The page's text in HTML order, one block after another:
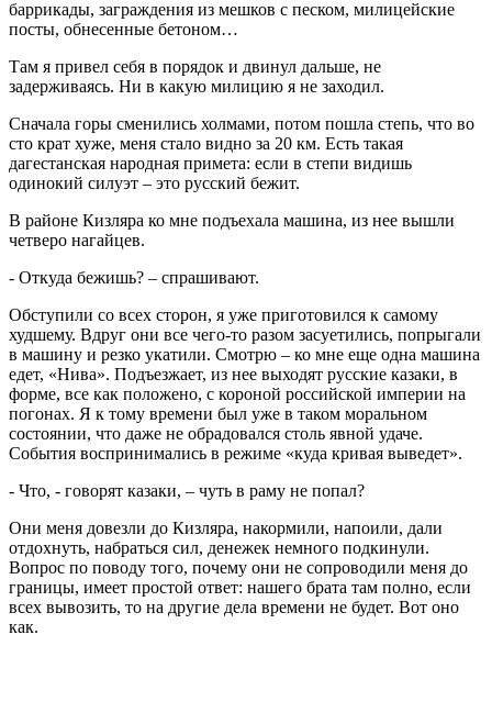
баррикады, заграждения из мешков с песком, милицейские
посты, обнесенные бетоном…
Там я привел себя в порядок и двинул дальше, не
задерживаясь. Ни в какую милицию я не заходил.
Сначала горы сменились холмами, потом пошла степь, что во
сто крат хуже, меня стало видно за 20 км. Есть такая
дагестанская народная примета: если в степи видишь
одинокий силуэт – это русский бежит.
В районе Кизляра ко мне подъехала машина, из нее вышли
четверо нагайцев.
- Откуда бежишь? – спрашивают.
Обступили со всех сторон, я уже приготовился к самому
худшему. Вдруг они все чего-то разом засуетились, попрыгали
в машину и резко укатили. Смотрю – ко мне еще одна машина
едет, «Нива». Подъезжает, из нее выходят русские казаки, в
форме, все как положено, с короной российской империи на
погонах. Я к тому времени был уже в таком моральном
состоянии, что даже не обрадовался столь явной удаче.
События воспринимались в режиме «куда кривая выведет».
- Что, - говорят казаки, – чуть в раму не попал?
Они меня довезли до Кизляра, накормили, напоили, дали
отдохнуть, набраться сил, денежек немного подкинули.
Вопрос по поводу того, почему они не сопроводили меня до
границы, имеет простой ответ: нашего брата там полно, если
всех вывозить, то на другие дела времени не будет. Вот оно
как.